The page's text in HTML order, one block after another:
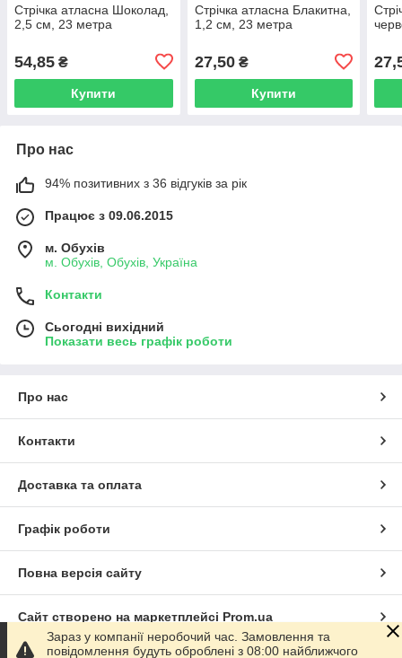
Стрічка атласна Шоколад,
2,5 см, 23 метра
54,85 ₴
Купити
Стрічка атласна Блакитна,
1,2 см, 23 метра
27,50₴
Купити
Про нас
94% позитивних з 36 відгуків за рік
Працює з 09.06.2015
м. Обухів
м. Обухів, Обухів, Україна
Контакти
Сьогодні вихідний
Показати весь графік роботи
Про нас
Контакти
Доставка та оплата
Графік роботи
Повна версія сайту
Сайт створено на маркетплейсі Prom.ua
Зараз у компанії неробочий час. Замовлення та
повідомлення будуть оброблені з 08:00 найближчого